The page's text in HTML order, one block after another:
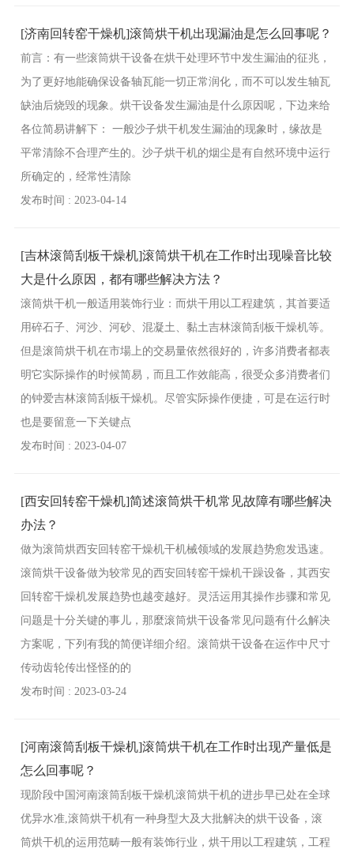
[济南回转窑干燥机]滚筒烘干机出现漏油是怎么回事呢？
前言：有一些滚筒烘干设备在烘干处理环节中发生漏油的征兆，
为了更好地能确保设备轴瓦能一切正常润化，而不可以发生轴瓦
缺油后烧毁的现象。烘干设备发生漏油是什么原因呢，下边来给
各位简易讲解下： 一般沙子烘干机发生漏油的现象时，缘故是
平常清除不合理产生的。沙子烘干机的烟尘是有自然环境中运行
所确定的，经常性清除
发布时间 : 2023-04-14
[吉林滚筒刮板干燥机]滚筒烘干机在工作时出现噪音比较
大是什么原因，都有哪些解决方法？
滚筒烘干机一般适用装饰行业：而烘干用以工程建筑，其首要适
用碎石子、河沙、河砂、混凝土、黏土吉林滚筒刮板干燥机等。
但是滚筒烘干机在市場上的交易量依然很好的，许多消费者都表
明它实际操作的时候简易，而且工作效能高，很受众多消费者们
的钟爱吉林滚筒刮板干燥机。尽管实际操作便捷，可是在运行时
也是要留意一下关键点
发布时间 : 2023-04-07
[西安回转窑干燥机]简述滚筒烘干机常见故障有哪些解决
办法？
做为滚筒烘西安回转窑干燥机干机械领域的发展趋势愈发迅速。
滚筒烘干设备做为较常见的西安回转窑干燥机干躁设备，其西安
回转窑干燥机发展趋势也越变越好。灵活运用其操作步骤和常见
问题是十分关键的事儿，那麼滚筒烘干设备常见问题有什么解决
方案呢，下列有我的简便详细介绍。滚筒烘干设备在运作中尺寸
传动齿轮传出怪怪的的
发布时间 : 2023-03-24
[河南滚筒刮板干燥机]滚筒烘干机在工作时出现产量低是
怎么回事呢？
现阶段中国河南滚筒刮板干燥机滚筒烘干机的进步早已处在全球
优异水准,滚筒烘干机有一种身型大及大批解决的烘干设备，滚
筒烘干机的运用范畴一般有装饰行业，烘干用以工程建筑，工程